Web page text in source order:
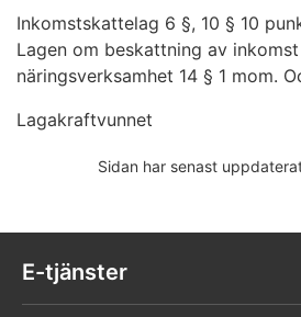
Inkomstskattelag 6 §, 10 § 10
Lagen om beskattning av
näringsverksamhet 14 § 1 mom.
Lagakraftvunnet
Sidan har senast
E-tjänster